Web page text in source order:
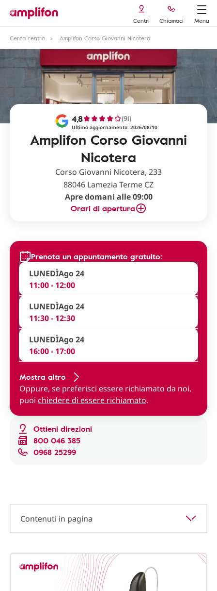
Centri Chiamaci
Menu
Cerca centro
Amplifon Corso Giovanni Nicotera
Amplifon Corso Giovanni
Nicotera
4,8 (91)
Ultimo aggiornamento: 2026/08/10
Corso Giovanni Nicotera, 233
88046 Lamezia Terme CZ
Apre domani alle 09:00
Orari di apertura
Ottieni direzioni
800 046 385
0968 25299
Prenota un appuntamento gratuito:
LUNEDÌAgo 24
11:00 - 12:00
LUNEDÌAgo 24
11:30 - 12:30
LUNEDÌAgo 24
16:00 - 17:00
Mostra altro
Oppure, se preferisci essere richiamato da noi,
puoi chiedere di essere richiamato.
Contenuti in pagina